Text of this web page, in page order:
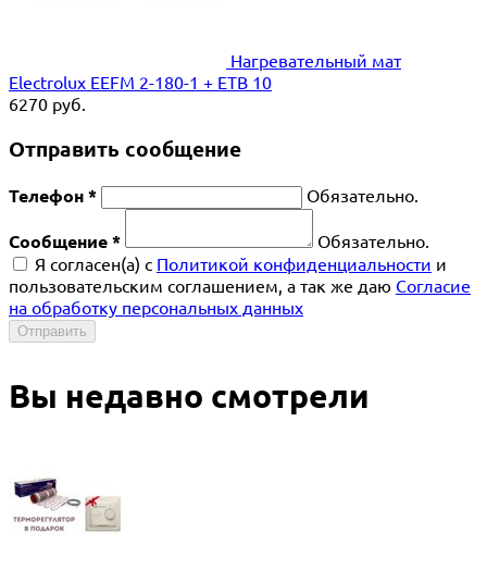
Нагревательный мат
Electrolux EEFM 2-180-1 + ETB 10
6270 руб.
Отправить сообщение
Телефон * Обязательно.
Сообщение *
Обязательно.
Я согласен(a) с Политикой конфиденциальности и
пользовательским соглашением, а так же даю Согласие
на обработку персональных данных
Отправить
Вы недавно смотрели